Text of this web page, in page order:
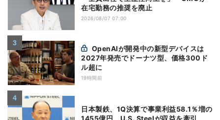
在宅勤務の推奨を廃止
2026/08/07 07:00
2027年発売でドーナツ型、価格300ド
ル超に
19時間前
日本製鉄、1Q決算で事業利益58.1％増の
1455億円 U.S. Steelが収益を牽引